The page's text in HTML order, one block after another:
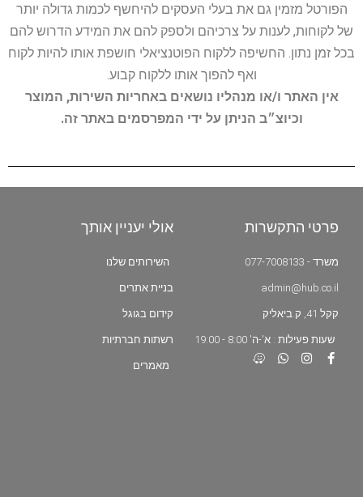
הפורטל מזמין גם את בעלי העסקים להיחשף לכמות גדולה יותר
של לקוחות, לענות על צרכיהם ולספק להם את המידע הדרוש להם
בכל זמן נתון. החשיפה ללקוח הפוטנציאלי חושפת אותו להיות לקוח
ואף להפוך אותו ללקוח קבוע.
אין האתר ו/או מנהליו נושאים באחריות השירות, המוצר
וכיוצ״ב הניתן על ידי המפרסמים באתר זה.
פרטי התקשרות
משרד - 077-7008133
admin@hub.co.il
קקל 41, ק.ביאליק
שעות פעילות : א'-ה' 8:00 - 19:00
אולי יעניין אותך
השירותים שלנו
בניית אתרים
קידום בגוגל
רשתות חברתיות
מאמרים